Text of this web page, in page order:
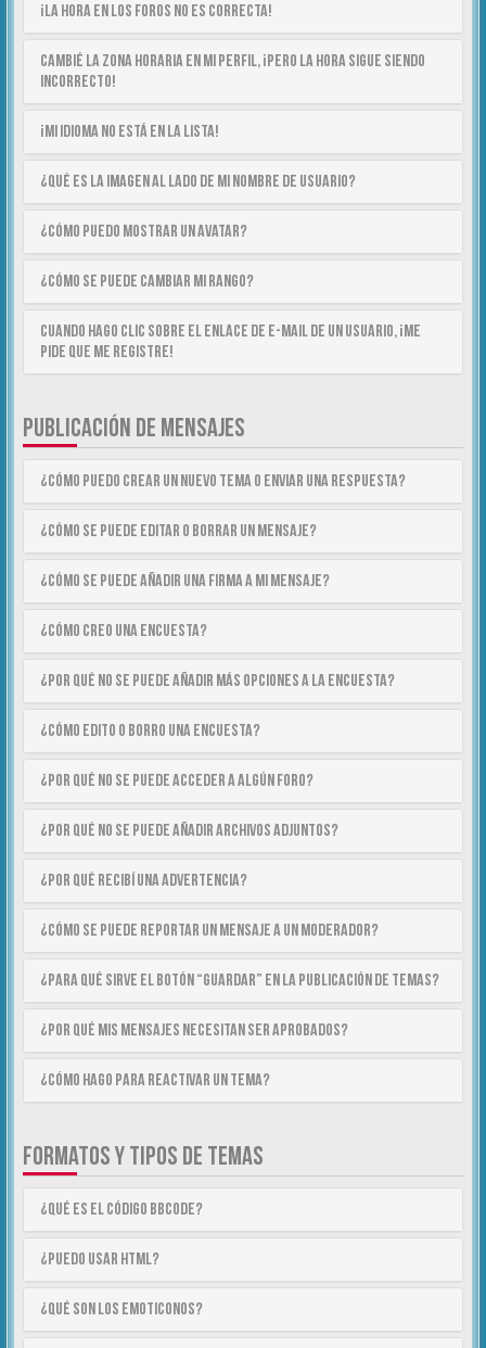
¡La hora en los foros no es correcta!
Cambié la zona horaria en mi perfil, ¡pero la hora sigue siendo
incorrecto!
¡Mi idioma no está en la lista!
¿Qué es la imagen al lado de mi nombre de usuario?
¿Cómo puedo mostrar un avatar?
¿Cómo se puede cambiar mi rango?
Cuando hago clic sobre el enlace de e-mail de un usuario, ¡me
pide que me registre!
PUBLICACIÓN DE MENSAJES
¿Cómo puedo crear un nuevo tema o enviar una respuesta?
¿Cómo se puede editar o borrar un mensaje?
¿Cómo se puede añadir una firma a mi mensaje?
¿Cómo creo una encuesta?
¿Por qué no se puede añadir más opciones a la encuesta?
¿Cómo edito o borro una encuesta?
¿Por qué no se puede acceder a algún foro?
¿Por qué no se puede añadir archivos adjuntos?
¿Por qué recibí una advertencia?
¿Cómo se puede reportar un mensaje a un moderador?
¿Para qué sirve el botón “Guardar” en la publicación de temas?
¿Por qué mis mensajes necesitan ser aprobados?
¿Cómo hago para reactivar un tema?
FORMATOS Y TIPOS DE TEMAS
¿Qué es el código BBCode?
¿Puedo usar HTML?
¿Qué son los emoticonos?